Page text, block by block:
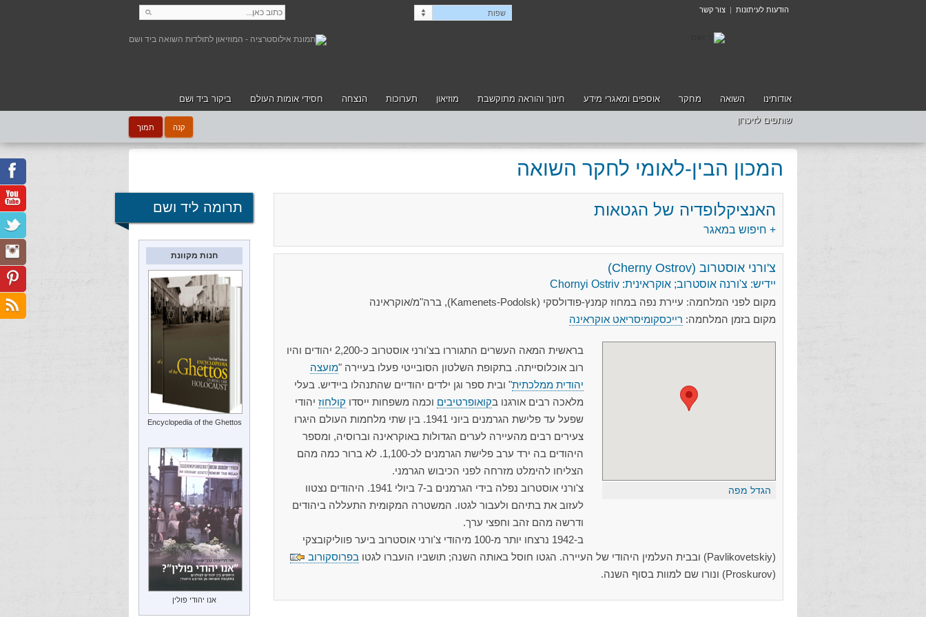
הודעות לעיתונות | צור קשר שפות
קנה תמוך
אודותינו השואה מחקר אוספים ומאגרי מידע חינוך והוראה מתוקשבת מוזיאון תערוכות הנצחה חסידי אומות העולם ביקור ביד ושם
שותפים לזיכרון
המכון הבין-לאומי לחקר השואה
האנציקלופדיה של הגטאות
+ חיפוש במאגר
צ'ורני אוסטרוב (Cherny Ostrov)
יידיש: צ'ורנה אוסטרוב; אוקראינית: Chornyi Ostriv
מקום לפני המלחמה: עיירת נפה במחוז קמנץ-פודולסקי (Kamenets-Podolsk), ברה"מ/אוקראינה
מקום בזמן המלחמה: רייכסקומיסריאט אוקראינה
הגדל מפה
בראשית המאה העשרים התגוררו בצ'ורני אוסטרוב כ-2,200 יהודים והיו
רוב אוכלוסייתה. בתקופת השלטון הסובייטי פעלו בעיירה "מועצה
יהודית ממלכתית" ובית ספר וגן ילדים יהודיים שהתנהלו ביידיש. בעלי
מלאכה רבים אורגנו בקואופרטיבים וכמה משפחות ייסדו קולחוז יהודי
שפעל עד פלישת הגרמנים ביוני 1941. בין שתי מלחמות העולם היגרו
צעירים רבים מהעיירה לערים הגדולות באוקראינה וברוסיה, ומספר
היהודים בה ירד ערב פלישת הגרמנים לכ-1,100. לא ברור כמה מהם
הצליחו להימלט מזרחה לפני הכיבוש הגרמני.
צ'ורני אוסטרוב נפלה בידי הגרמנים ב-7 ביולי 1941. היהודים נצטוו
לעזוב את בתיהם ולעבור לגטו. המשטרה המקומית התעללה ביהודים
ודרשה מהם זהב וחפצי ערך.
ב-1942 נרצחו יותר מ-100 מיהודי צ'ורני אוסטרוב ביער פווליקובצקי
(Pavlikovetskiy) ובבית העלמין היהודי של העיירה. הגטו חוסל באותה השנה; תושביו הועברו לגטו
בפרוסקורוב
(Proskurov) ונורו שם למוות בסוף השנה.
תרומה ליד ושם
חנות מקוונת
Encyclopedia of the Ghettos
אנו יהודי פולין